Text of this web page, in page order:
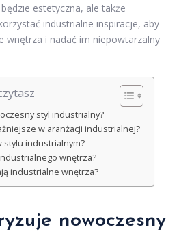
estetyczna, ale także
industrialne inspiracje, aby
wnętrza i nadać im niepowtarzalny
styl industrialny?
w aranżacji industrialnej?
stylu industrialnym?
wnętrza?
industrialne wnętrza?
nowoczesny